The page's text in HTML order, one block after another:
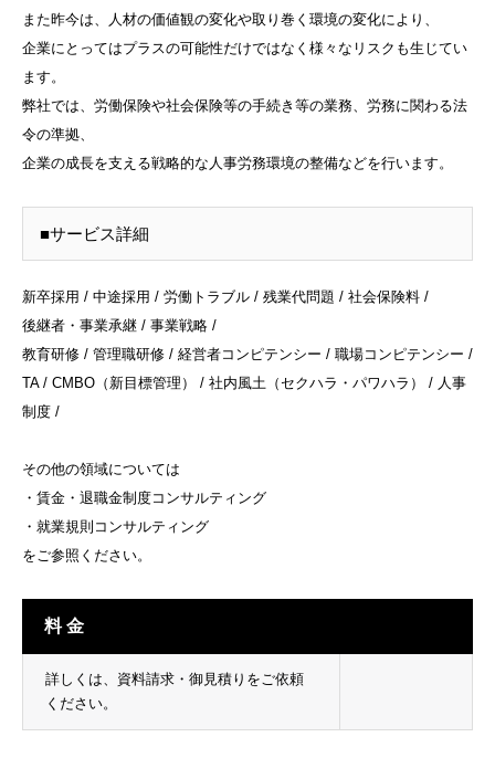
また昨今は、人材の価値観の変化や取り巻く環境の変化により、
企業にとってはプラスの可能性だけではなく様々なリスクも生じてい
ます。
弊社では、労働保険や社会保険等の手続き等の業務、労務に関わる法
令の準拠、
企業の成長を支える戦略的な人事労務環境の整備などを行います。
■サービス詳細
新卒採用 / 中途採用 / 労働トラブル / 残業代問題 / 社会保険料 /
後継者・事業承継 / 事業戦略 /
教育研修 / 管理職研修 / 経営者コンピテンシー / 職場コンピテンシー /
TA / CMBO（新目標管理） / 社内風土（セクハラ・パワハラ） / 人事
制度 /
その他の領域については
・賃金・退職金制度コンサルティング
・就業規則コンサルティング
をご参照ください。
料 金
詳しくは、資料請求・御見積りをご依頼
ください。